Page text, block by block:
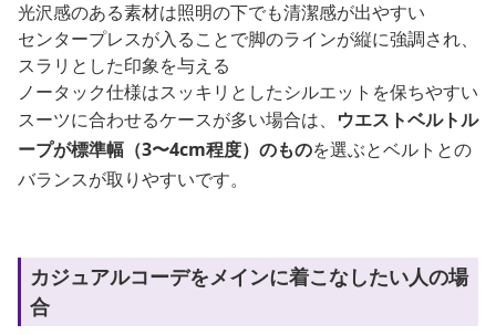
光沢感のある素材は照明の下でも清潔感が出やすい
センタープレスが入ることで脚のラインが縦に強調され、
スラリとした印象を与える
ノータック仕様はスッキリとしたシルエットを保ちやすい
スーツに合わせるケースが多い場合は、 ウエストベルトル
ープが標準幅（3〜4cm程度）のものを選ぶとベルトとの
バランスが取りやすいです。
カジュアルコーデをメインに着こなしたい人の場
合